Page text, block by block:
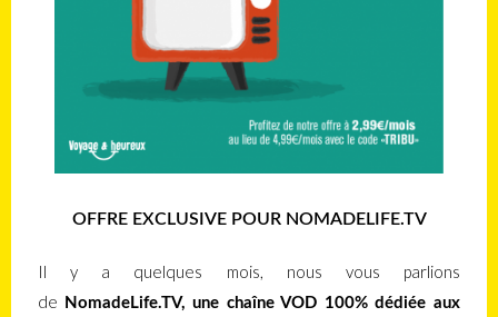
OFFRE EXCLUSIVE POUR NOMADELIFE.TV
Il y a quelques mois, nous vous parlions
de
NomadeLife.TV, une chaîne VOD 100% dédiée aux